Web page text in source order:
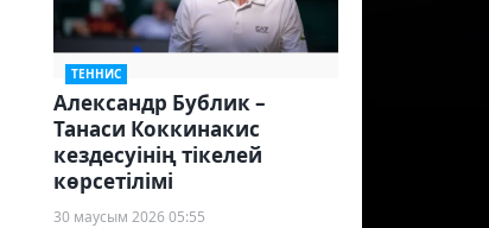
ТЕННИС
Александр Бублик –
Танаси Коккинакис
кездесуінің тікелей
көрсетілімі
30 маусым 2026 05:55